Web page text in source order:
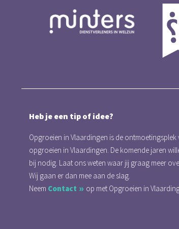
Heb je een tip of idee?
Opgroeien in Vlaardingen is de
opgroeien in Vlaardingen. De komende jaren
bij nodig. Laat ons weten waar jij graag meer
Wij gaan er dan mee aan de slag.
Neem Contact op met Opgroeien in